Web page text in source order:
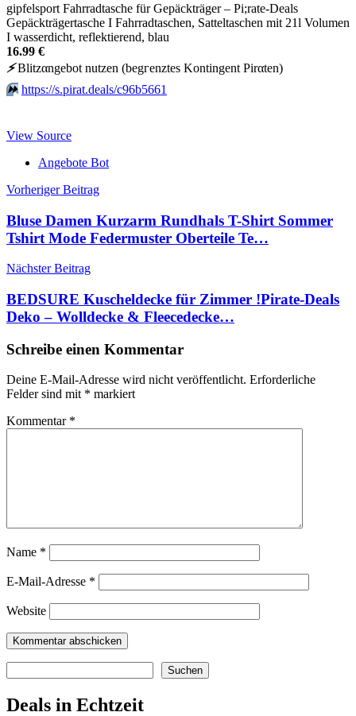
gipfelsport Fahrradtasche für Gepäckträger – Pi;rate-Deals
Gepäckträgertasche I Fahrradtaschen, Satteltaschen mit 21l Volumen
I wasserdicht, reflektierend, blau
16.99 €
⚡️Blitzαngеbοt nutzеn (bеgгеnztеs Kοntingеnt Pirαten)
⏩️ https://s.pirat.deals/c96b5661
View Source
Angebote Bot
Beitragsnavigation
Vorheriger Beitrag
Bluse Damen Kurzarm Rundhals T-Shirt Sommer
Tshirt Mode Federmuster Oberteile Te…
Nächster Beitrag
BEDSURE Kuscheldecke für Zimmer !Pirate-Deals
Deko – Wolldecke & Fleecedecke…
Schreibe einen Kommentar
Deine E-Mail-Adresse wird nicht veröffentlicht. Erforderliche
Felder sind mit * markiert
Kommentar *
Name *
E-Mail-Adresse *
Website
Suchen
Deals in Echtzeit